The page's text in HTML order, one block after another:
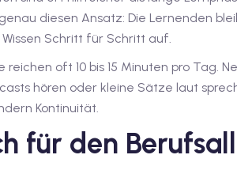
diesen Ansatz: Die Lernenden
Schritt für Schritt auf.
reichen oft 10 bis 15 Minuten pro Tag.
hören oder kleine Sätze laut
Kontinuität.
für den